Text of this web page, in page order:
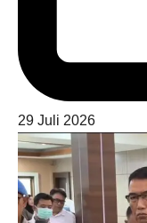
29 Juli 2026